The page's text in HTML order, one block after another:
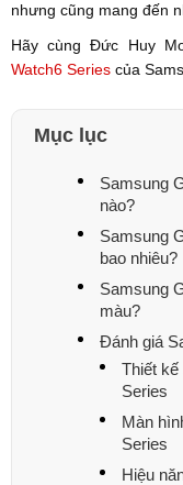
nhưng cũng mang đến
Hãy cùng Đức Huy
Watch6 Series của
Mục lục
Samsung
nào?
Samsung
bao nhiêu?
Samsung
màu?
Đánh giá
Thiết
Series
Màn
Series
Hiệu